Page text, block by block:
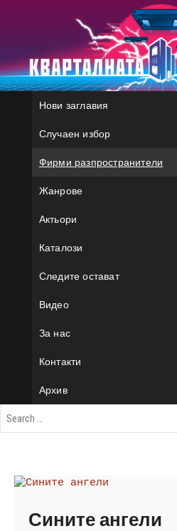
Нови заглавия
Случаен избор
Фирми разпространители
Жанрове
Актьори
Каталози
Следите остават
Видео
За нас
Контакти
Архив
Сините ангели